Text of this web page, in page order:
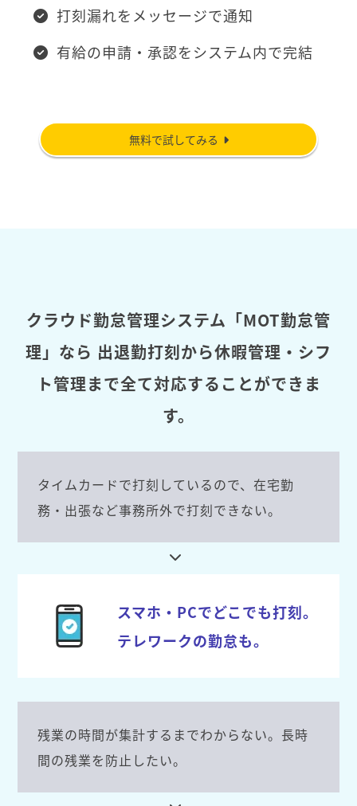
打刻漏れをメッセージで通知
有給の申請・承認をシステム内で完結
無料で試してみる
クラウド勤怠管理システム「MOT勤怠管
理」なら 出退勤打刻から休暇管理・シフ
ト管理まで全て対応することができま
す。
タイムカードで打刻しているので、在宅勤
務・出張など事務所外で打刻できない。
スマホ・PCでどこでも打刻。
テレワークの勤怠も。
残業の時間が集計するまでわからない。長時
間の残業を防止したい。